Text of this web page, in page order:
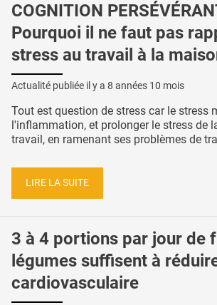
COGNITION
Pourquoi il ne faut pas
stress au travail à la
Actualité publiée il y a 8 années 10 mois
Tout est question de stress car le stress
l'inflammation, et prolonger le stress de
travail, en ramenant ses problèmes de
LIRE LA SUITE
3 à 4 portions par jour de
légumes suffisent à
cardiovasculaire